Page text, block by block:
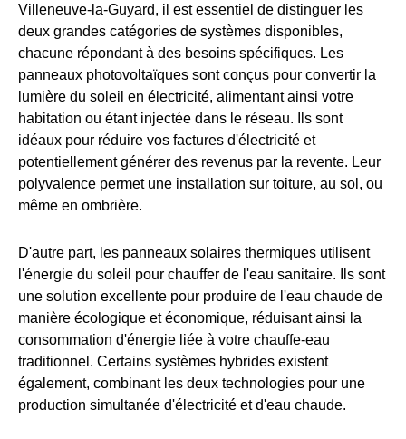
Villeneuve-la-Guyard, il est essentiel de distinguer les
deux grandes catégories de systèmes disponibles,
chacune répondant à des besoins spécifiques. Les
panneaux photovoltaïques sont conçus pour convertir la
lumière du soleil en électricité, alimentant ainsi votre
habitation ou étant injectée dans le réseau. Ils sont
idéaux pour réduire vos factures d'électricité et
potentiellement générer des revenus par la revente. Leur
polyvalence permet une installation sur toiture, au sol, ou
même en ombrière.
D'autre part, les panneaux solaires thermiques utilisent
l'énergie du soleil pour chauffer de l'eau sanitaire. Ils sont
une solution excellente pour produire de l'eau chaude de
manière écologique et économique, réduisant ainsi la
consommation d'énergie liée à votre chauffe-eau
traditionnel. Certains systèmes hybrides existent
également, combinant les deux technologies pour une
production simultanée d'électricité et d'eau chaude.